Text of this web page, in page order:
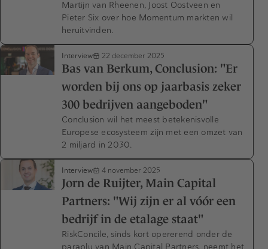
Martijn van Rheenen, Joost Oostveen en
Pieter Six over hoe Momentum markten wil
heruitvinden.
Interview 22 december 2025
Bas van Berkum, Conclusion: "Er
worden bij ons op jaarbasis zeker
300 bedrijven aangeboden"
Conclusion wil het meest betekenisvolle
Europese ecosysteem zijn met een omzet van
2 miljard in 2030.
Interview 4 november 2025
Jorn de Ruijter, Main Capital
Partners: "Wij zijn er al vóór een
bedrijf in de etalage staat"
RiskConcile, sinds kort opererend onder de
paraplu van Main Capital Partners, neemt het